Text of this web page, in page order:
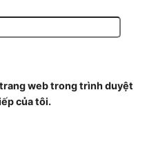
web trong trình duyệt
của tôi.